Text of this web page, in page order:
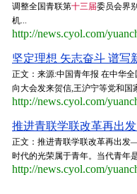
调整全国青联第十三届委员会界
机...
http://news.cyol.com/
坚定理想 矢志奋斗 谱写
正文：来源:中国青年报 在中华
向大会发来贺信,王沪宁等党和国
http://news.cyol.com/
推进青联学联改革再出
正文：推进青联学联改革再出
时代的光荣属于青年。当代青年
http://news.cyol.com/